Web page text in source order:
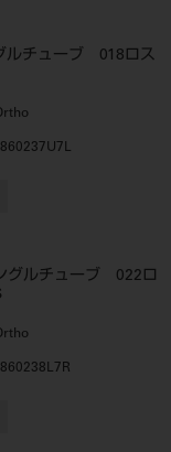
ルチューブ 018ロス
グルチューブ 022ロ